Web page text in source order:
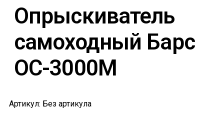
Опрыскиватель
самоходный Барс
ОС-3000М
Артикул: Без артикула